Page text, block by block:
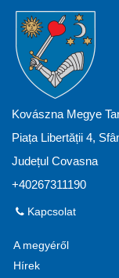
Kovászna Megye
Piața Libertății 4,
Județul Covasna
+40267311190
Kapcsolat
A megyéről
Hírek